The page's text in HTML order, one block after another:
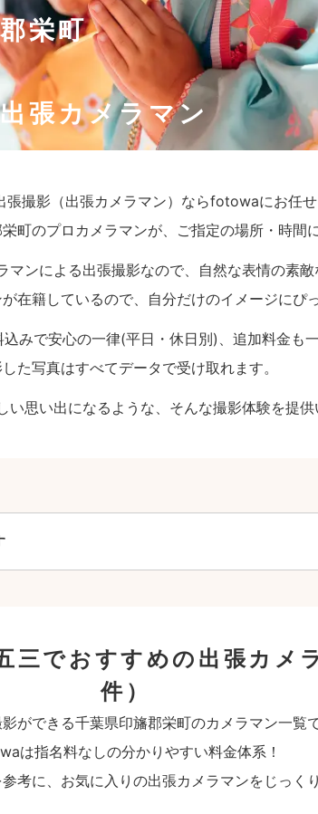
栄町
張カメラマン
張撮影（出張カメラマン）ならfotowaにお任せ
町のプロカメラマンが、ご指定の場所・時間
マンによる出張撮影なので、自然な表情の素敵
在籍しているので、自分だけのイメージにぴ
みで安心の一律(平日・休日別)、追加料金も
た写真はすべてデータで受け取れます。
い思い出になるような、そんな撮影体験を提供
三でおすすめの出張カメ
件）
ができる千葉県印旛郡栄町のカメラマン一覧で
は指名料なしの分かりやすい料金体系！
考に、お気に入りの出張カメラマンをじっく